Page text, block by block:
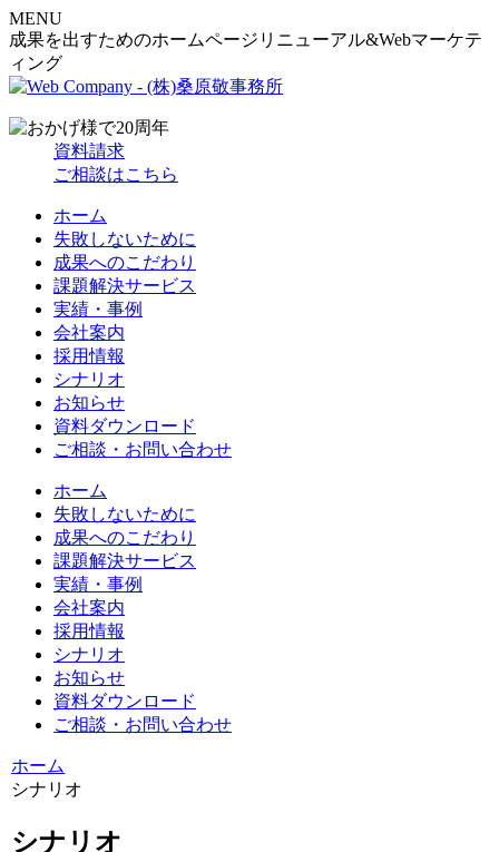
MENU
成果を出すためのホームページリニューアル&Webマーケテ
ィング
資料請求
ご相談はこちら
ホーム
失敗しないために
成果へのこだわり
課題解決サービス
実績・事例
会社案内
採用情報
シナリオ
お知らせ
資料ダウンロード
ご相談・お問い合わせ
ホーム
失敗しないために
成果へのこだわり
課題解決サービス
実績・事例
会社案内
採用情報
シナリオ
お知らせ
資料ダウンロード
ご相談・お問い合わせ
ホーム
シナリオ
シナリオ